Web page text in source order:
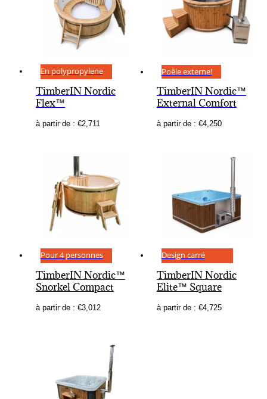
En polypropylene
TimberIN Nordic
Flex™
à partir de : €2,711
Poêle externe!
TimberIN Nordic™
External Comfort
à partir de : €4,250
Pour 4 personnes
TimberIN Nordic™
Snorkel Compact
à partir de : €3,012
Design carré
TimberIN Nordic
Elite™ Square
à partir de : €4,725